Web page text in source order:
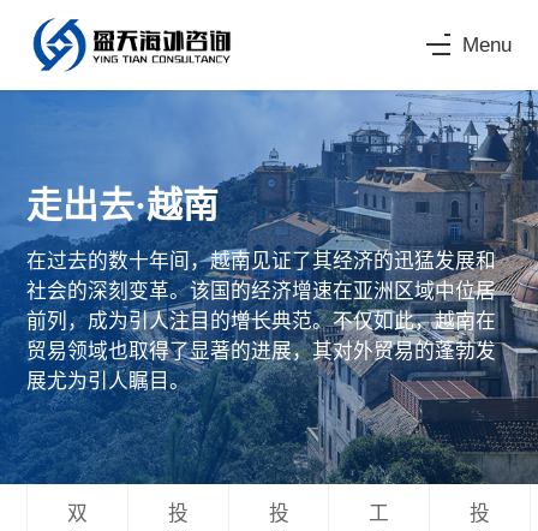
Menu
走出去·越南
在过去的数十年间，越南见证了其经济的迅猛发展和
社会的深刻变革。该国的经济增速在亚洲区域中位居
前列，成为引人注目的增长典范。不仅如此，越南在
贸易领域也取得了显著的进展，其对外贸易的蓬勃发
展尤为引人瞩目。
双
投
投
工
投